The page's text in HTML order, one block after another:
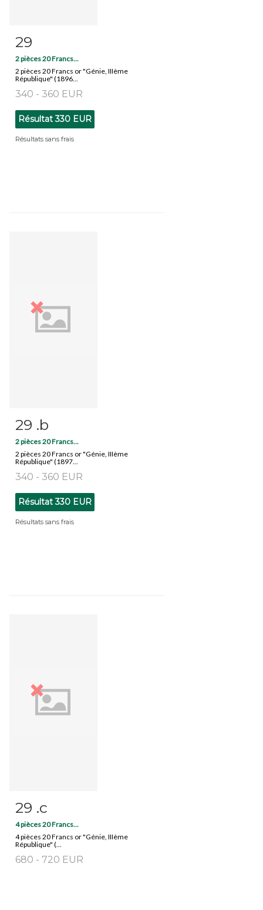
Fiche détaillée
29
2 pièces 20 Francs...
2 pièces 20 Francs or "Génie, IIIème
République" (1896...
340 - 360 EUR
Résultat330 EUR
Résultats sans frais
Fiche détaillée
29 .b
2 pièces 20 Francs...
2 pièces 20 Francs or "Génie, IIIème
République" (1897...
340 - 360 EUR
Résultat330 EUR
Résultats sans frais
Fiche détaillée
29 .c
4 pièces 20 Francs...
4 pièces 20 Francs or "Génie, IIIème
République" (...
680 - 720 EUR